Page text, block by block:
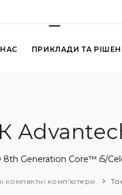
ПРИКЛАДИ ТА
Generation Core™ i5/
компактні комп'ютери